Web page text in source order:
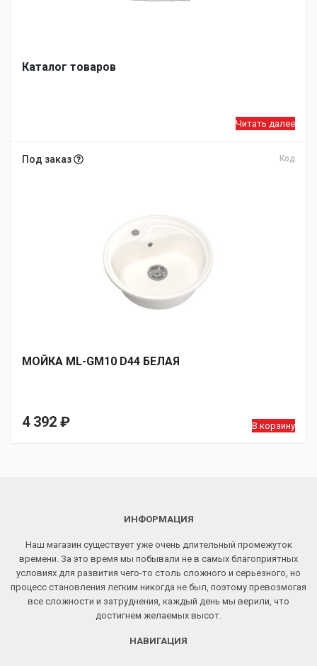
Каталог товаров
Читать далее
Под заказ Код
МОЙКA ML-GM10 D44 БЕЛАЯ
4 392 ₽ В корзину
ИНФОРМАЦИЯ
Наш магазин существует уже очень длительный промежуток
времени. За это время мы побывали не в самых благоприятных
условиях для развития чего-то столь сложного и серьезного, но
процесс становления легким никогда не был, поэтому превозмогая
все сложности и затруднения, каждый день мы верили, что
достигнем желаемых высот.
НАВИГАЦИЯ